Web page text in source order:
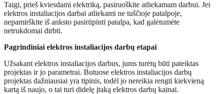
Taigi, prieš kviesdami elektriką, pasiruoškite atliekamam darbui. Jei
elektros instaliacijos darbai atliekami ne tuščioje patalpoje,
nepamirškite iš anksto pasirūpinti patalpa, kad galėtumėte
netrukdomai dirbti.
Pagrindiniai elektros instaliacijos darbų etapai
Užsakant elektros instaliacijos darbus, jums turėtų būti pateiktas
projektas ir jo parametrai. Butuose elektros instaliacijos darbų
projektas dažniausiai yra tipinis, todėl jo nereikia rengti kiekvieną
kartą iš naujo, o tai turi didelę įtaką elektros darbų kainai.